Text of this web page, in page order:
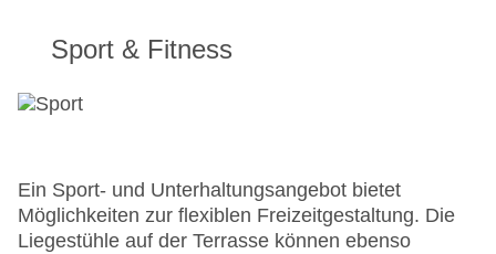
Sport & Fitness
Ein Sport- und Unterhaltungsangebot bietet
Möglichkeiten zur flexiblen Freizeitgestaltung. Die
Liegestühle auf der Terrasse können ebenso